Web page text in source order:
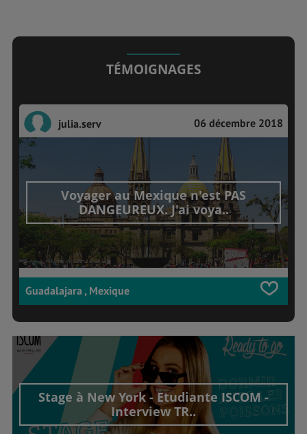
TÉMOIGNAGES
julia.serv 06 décembre 2018
Voyager au Mexique n'est PAS
DANGEUREUX. J'ai voya..
Guadalajara , Mexique
Stage à New York - Etudiante ISCOM -
Interview TR..